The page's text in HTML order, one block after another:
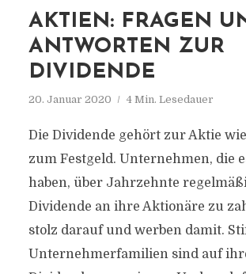
AKTIEN: FRAGEN
ANTWORTEN ZUR
DIVIDENDE
20. Januar 2020 4 Min. Lesedauer
Die Dividende gehört zur Aktie
zum Festgeld. Unternehmen, die
haben, über Jahrzehnte
Dividende an ihre Aktionäre zu
stolz darauf und werben damit.
Unternehmerfamilien sind auf